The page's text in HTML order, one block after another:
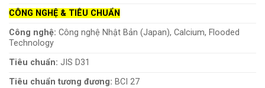
CÔNG NGHỆ & TIÊU CHUẨN
Công nghệ: Công nghệ Nhật Bản (Japan), Calcium, Flooded
Technology
Tiêu chuẩn: JIS D31
Tiêu chuẩn tương đương: BCI 27